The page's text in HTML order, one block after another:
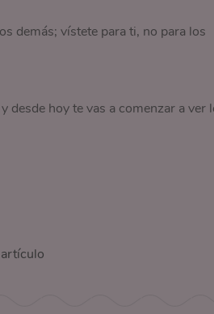
demás; vístete para ti, no para los
desde hoy te vas a comenzar a ver